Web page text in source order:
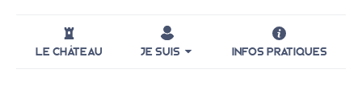
LE CHÂTEAU JE SUIS INFOS PRATIQUES